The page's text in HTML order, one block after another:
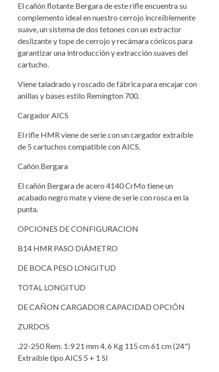
El cañón flotante Bergara de este rifle encuentra su
complemento ideal en nuestro cerrojo increíblemente
suave, un sistema de dos tetones con un extractor
deslizante y tope de cerrojo y recámara cónicos para
garantizar una introducción y extracción suaves del
cartucho.
Viene taladrado y roscado de fábrica para encajar con
anillas y bases estilo Remington 700.
Cargador AICS
El rifle HMR viene de serie con un cargador extraíble
de 5 cartuchos compatible con AICS.
Cañón Bergara
El cañón Bergara de acero 4140 CrMo tiene un
acabado negro mate y viene de serie con rosca en la
punta.
OPCIONES DE CONFIGURACION
B14 HMR PASO DIÁMETRO
DE BOCA PESO LONGITUD
TOTAL LONGITUD
DE CAÑON CARGADOR CAPACIDAD OPCIÓN
ZURDOS
.22-250 Rem. 1:9 21 mm 4, 6 Kg 115 cm 61 cm (24")
Extraíble tipo AICS 5 + 1 SI